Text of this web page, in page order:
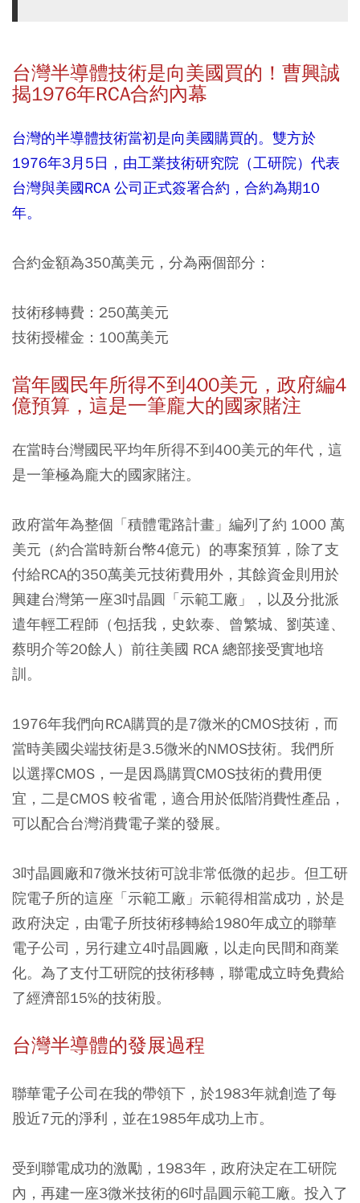
台灣半導體技術是向美國買的！曹興誠
揭1976年RCA合約內幕
台灣的半導體技術當初是向美國購買的。雙方於
1976年3月5日，由工業技術研究院（工研院）代表
台灣與美國RCA 公司正式簽署合約，合約為期10
年。
合約金額為350萬美元，分為兩個部分：
技術移轉費：250萬美元
技術授權金：100萬美元
當年國民年所得不到400美元，政府編4
億預算，這是一筆龐大的國家賭注
在當時台灣國民平均年所得不到400美元的年代，這
是一筆極為龐大的國家賭注。
政府當年為整個「積體電路計畫」編列了約 1000 萬
美元（約合當時新台幣4億元）的專案預算，除了支
付給RCA的350萬美元技術費用外，其餘資金則用於
興建台灣第一座3吋晶圓「示範工廠」，以及分批派
遣年輕工程師（包括我，史欽泰、曾繁城、劉英達、
蔡明介等20餘人）前往美國 RCA 總部接受實地培
訓。
1976年我們向RCA購買的是7微米的CMOS技術，而
當時美國尖端技術是3.5微米的NMOS技術。我們所
以選擇CMOS，一是因爲購買CMOS技術的費用便
宜，二是CMOS 較省電，適合用於低階消費性產品，
可以配合台灣消費電子業的發展。
3吋晶圓廠和7微米技術可說非常低微的起步。但工研
院電子所的這座「示範工廠」示範得相當成功，於是
政府決定，由電子所技術移轉給1980年成立的聯華
電子公司，另行建立4吋晶圓廠，以走向民間和商業
化。為了支付工研院的技術移轉，聯電成立時免費給
了經濟部15%的技術股。
台灣半導體的發展過程
聯華電子公司在我的帶領下，於1983年就創造了每
股近7元的淨利，並在1985年成功上市。
受到聯電成功的激勵，1983年，政府決定在工研院
內，再建一座3微米技術的6吋晶圓示範工廠。投入了